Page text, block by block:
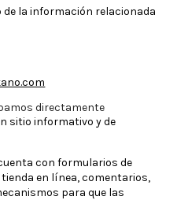
la información relacionada
directamente
sitio informativo y de
con formularios de
en línea, comentarios,
para que las